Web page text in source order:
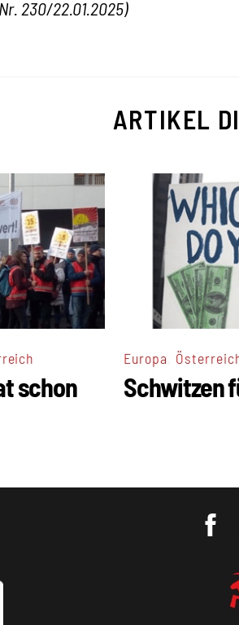
230/22.01.2025)
ARTIKEL
schon
Europa
Schwitzen